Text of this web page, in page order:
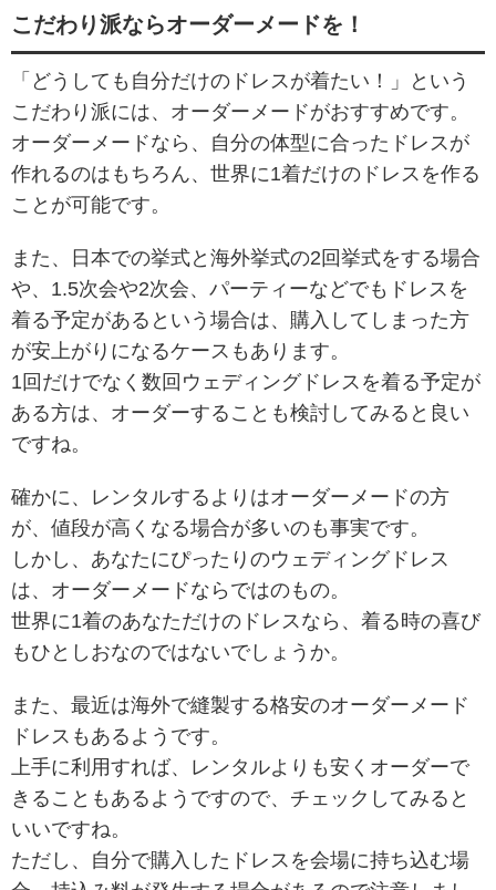
こだわり派ならオーダーメードを！
「どうしても自分だけのドレスが着たい！」という
こだわり派には、オーダーメードがおすすめです。
オーダーメードなら、自分の体型に合ったドレスが
作れるのはもちろん、世界に1着だけのドレスを作る
ことが可能です。
また、日本での挙式と海外挙式の2回挙式をする場合
や、1.5次会や2次会、パーティーなどでもドレスを
着る予定があるという場合は、購入してしまった方
が安上がりになるケースもあります。
1回だけでなく数回ウェディングドレスを着る予定が
ある方は、オーダーすることも検討してみると良い
ですね。
確かに、レンタルするよりはオーダーメードの方
が、値段が高くなる場合が多いのも事実です。
しかし、あなたにぴったりのウェディングドレス
は、オーダーメードならではのもの。
世界に1着のあなただけのドレスなら、着る時の喜び
もひとしおなのではないでしょうか。
また、最近は海外で縫製する格安のオーダーメード
ドレスもあるようです。
上手に利用すれば、レンタルよりも安くオーダーで
きることもあるようですので、チェックしてみると
いいですね。
ただし、自分で購入したドレスを会場に持ち込む場